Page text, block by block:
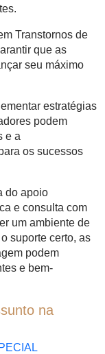
Transtornos de
que as
seu máximo
estratégias
podem
e a
os sucessos
do apoio
e consulta com
um ambiente de
suporte certo, as
podem
e bem-
na